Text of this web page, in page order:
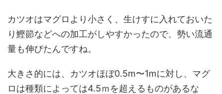
カツオはマグロより小さく、生けすに入れておいた
り鰹節などへの加工がしやすかったので、勢い流通
量も伸びたんですね。
大きさ的には、カツオほぼ0.5m〜1mに対し、マグ
ロは種類によっては4.5ｍを超えるものがあるな